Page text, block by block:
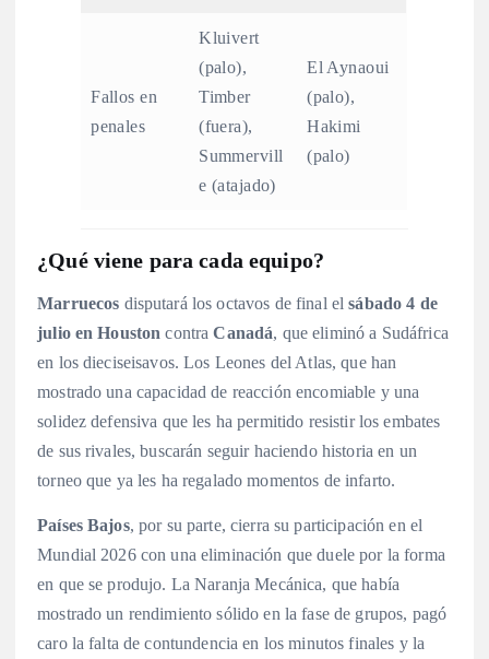
Fallos en
penales
Kluivert
(palo),
Timber
(fuera),
Summervill
e (atajado)
El Aynaoui
(palo),
Hakimi
(palo)
¿Qué viene para cada equipo?
Marruecos disputará los octavos de final elsábado 4 de
julio en Houston contraCanadá, que eliminó a Sudáfrica
en los dieciseisavos. Los Leones del Atlas, que han
mostrado una capacidad de reacción encomiable y una
solidez defensiva que les ha permitido resistir los embates
de sus rivales, buscarán seguir haciendo historia en un
torneo que ya les ha regalado momentos de infarto.
Países Bajos, por su parte, cierra su participación en el
Mundial 2026 con una eliminación que duele por la forma
en que se produjo. La Naranja Mecánica, que había
mostrado un rendimiento sólido en la fase de grupos, pagó
caro la falta de contundencia en los minutos finales y la